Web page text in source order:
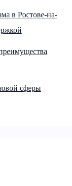
в Ростове-на-
сферы